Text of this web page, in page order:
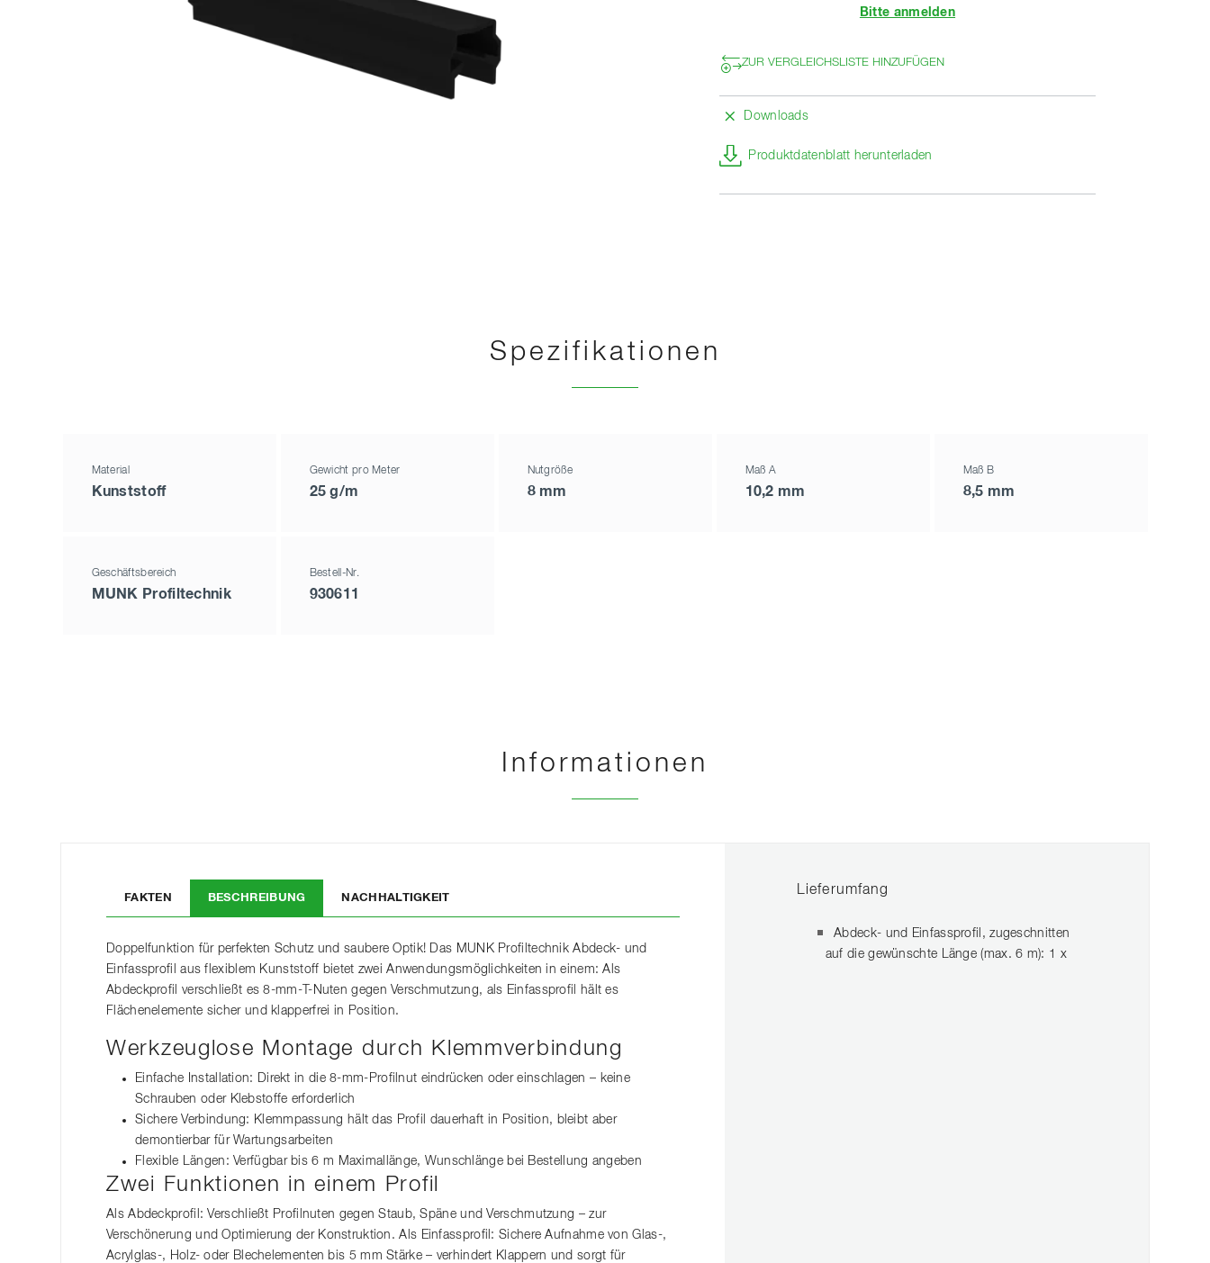
Bitte anmelden
ZUR VERGLEICHSLISTE HINZUFÜGEN
Downloads
Produktdatenblatt herunterladen
Spezifikationen
Material
Kunststoff
Gewicht pro Meter
25 g/m
Nutgröße
8 mm
Maß A
10,2 mm
Maß B
8,5 mm
Geschäftsbereich
MUNK Profiltechnik
Bestell-Nr.
930611
Informationen
FAKTEN BESCHREIBUNG NACHHALTIGKEIT
Doppelfunktion für perfekten Schutz und saubere Optik! Das MUNK Profiltechnik Abdeck- und
Einfassprofil aus flexiblem Kunststoff bietet zwei Anwendungsmöglichkeiten in einem: Als
Abdeckprofil verschließt es 8-mm-T-Nuten gegen Verschmutzung, als Einfassprofil hält es
Flächenelemente sicher und klapperfrei in Position.
Werkzeuglose Montage durch Klemmverbindung
Einfache Installation: Direkt in die 8-mm-Profilnut eindrücken oder einschlagen – keine
Schrauben oder Klebstoffe erforderlich
Sichere Verbindung: Klemmpassung hält das Profil dauerhaft in Position, bleibt aber
demontierbar für Wartungsarbeiten
Flexible Längen: Verfügbar bis 6 m Maximallänge, Wunschlänge bei Bestellung angeben
Zwei Funktionen in einem Profil
Als Abdeckprofil: Verschließt Profilnuten gegen Staub, Späne und Verschmutzung – zur
Verschönerung und Optimierung der Konstruktion. Als Einfassprofil: Sichere Aufnahme von Glas-,
Acrylglas-, Holz- oder Blechelementen bis 5 mm Stärke – verhindert Klappern und sorgt für
Lieferumfang
Abdeck- und Einfassprofil, zugeschnitten
auf die gewünschte Länge (max. 6 m): 1 x